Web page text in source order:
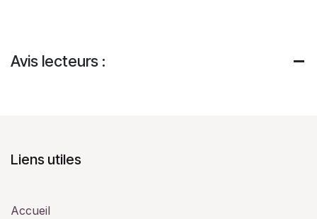
Avis lecteurs :
Liens utiles
Accueil